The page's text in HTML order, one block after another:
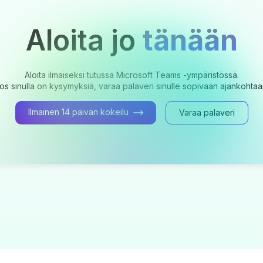
Aloita jotänään
Aloita ilmaiseksi tutussa Microsoft Teams -ympäristössä.
sinulla on kysymyksiä, varaa palaveri sinulle sopivaan
Ilmainen 14 päivän kokeilu Varaa palaveri